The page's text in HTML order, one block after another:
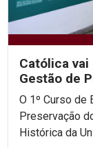
Católica
Gestão de
Histórico
O 1º Curso de
Preservação
Histórica da